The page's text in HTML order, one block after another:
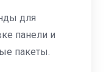
для
панели и
пакеты.